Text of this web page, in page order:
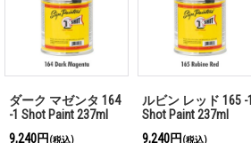
ダーク マゼンタ 164
-1 Shot Paint 237ml
9,240円 (税込)
ルビン レッド 165 -1
Shot Paint 237ml
9,240円 (税込)